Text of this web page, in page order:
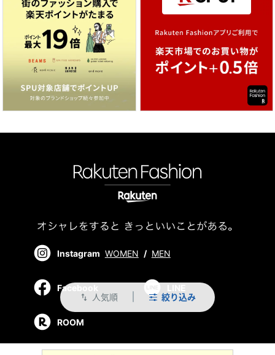
swap_vert 人気順 絞り込み
Instagram WOMEN / MEN
Facebook LINE
ROOM